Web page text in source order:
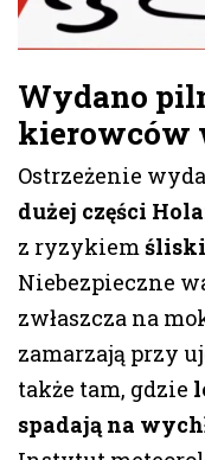
Wydano
kierowców
Ostrzeżenie
dużej części
z ryzykiem
Niebezpieczne
zwłaszcza na
zamarzają przy
także tam, gdzie
spadają na